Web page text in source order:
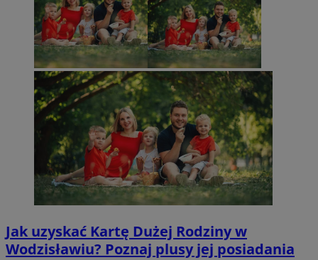
Jak uzyskać Kartę Dużej Rodziny w
Wodzisławiu? Poznaj plusy jej posiadania